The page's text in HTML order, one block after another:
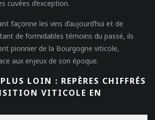
cuvées d’exception.
façonne les vins d’aujourd’hui et de
de formidables témoins du passé, ils
pionnier de la Bourgogne viticole,
aux enjeux de son époque.
LOIN : REPÈRES CHIFFRÉS
VITICOLE EN